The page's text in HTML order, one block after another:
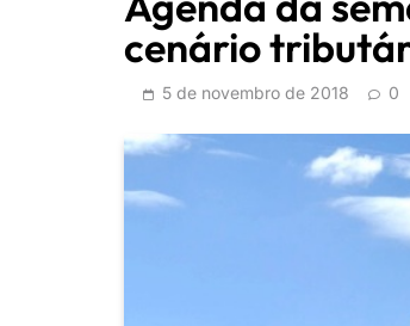
cenário
5 de novembro de 2018 0